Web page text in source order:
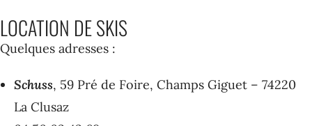
LOCATION DE SKIS
Quelques adresses :
Schuss, 59 Pré de Foire, Champs Giguet – 74220
La Clusaz